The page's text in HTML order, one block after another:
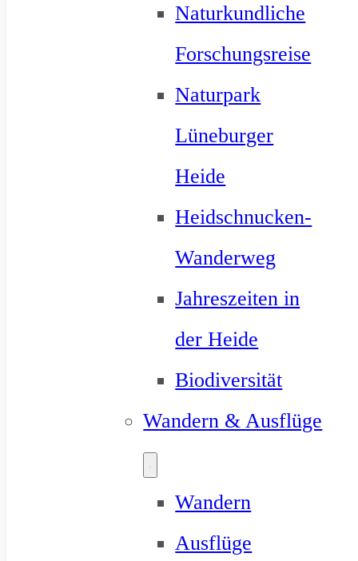
Naturkundliche
Forschungsreise
Naturpark
Lüneburger
Heide
Heidschnucken-
Wanderweg
Jahreszeiten in
der Heide
Biodiversität
Wandern & Ausflüge
Wandern
Ausflüge